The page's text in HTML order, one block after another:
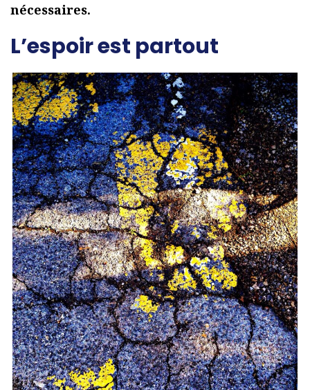
nécessaires.
L’espoir est partout